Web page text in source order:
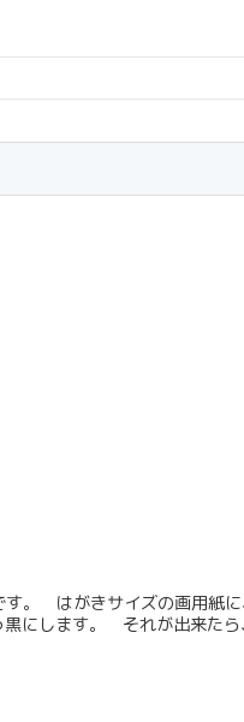
。 はがきサイズの画用紙
にします。 それが出来た